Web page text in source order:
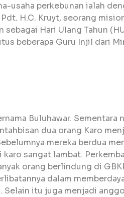
usaha perkebunan ialah
H.C. Kruyt, seorang
Hari Ulang Tahun
beberapa Guru Injil dari
Buluhawar.
dua orang Karo
mereka berdua
sangat lambat.
orang berlindung di
dalam
Selain itu juga menjadi